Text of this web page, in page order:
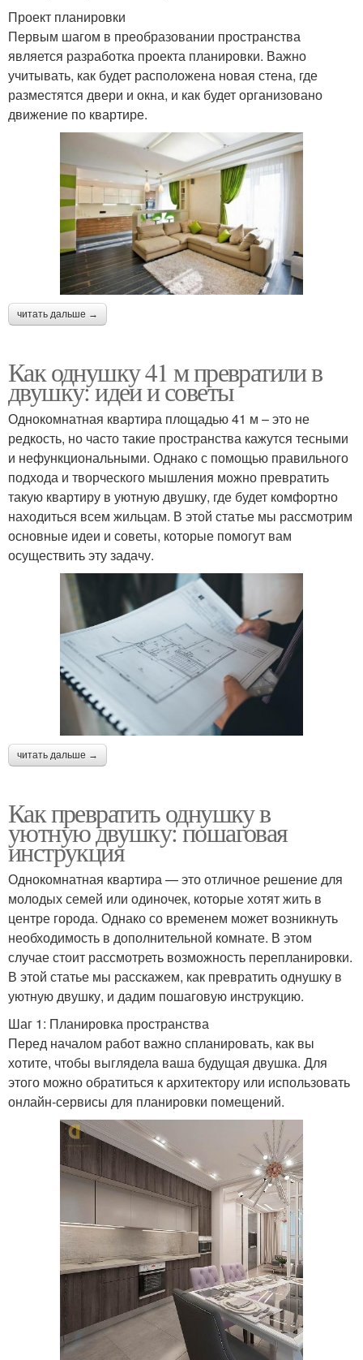
Проект планировки
Первым шагом в преобразовании пространства
является разработка проекта планировки. Важно
учитывать, как будет расположена новая стена, где
разместятся двери и окна, и как будет организовано
движение по квартире.
читать дальше →
Как однушку 41 м превратили в
двушку: идеи и советы
Однокомнатная квартира площадью 41 м – это не
редкость, но часто такие пространства кажутся тесными
и нефункциональными. Однако с помощью правильного
подхода и творческого мышления можно превратить
такую квартиру в уютную двушку, где будет комфортно
находиться всем жильцам. В этой статье мы рассмотрим
основные идеи и советы, которые помогут вам
осуществить эту задачу.
читать дальше →
Как превратить однушку в
уютную двушку: пошаговая
инструкция
Однокомнатная квартира — это отличное решение для
молодых семей или одиночек, которые хотят жить в
центре города. Однако со временем может возникнуть
необходимость в дополнительной комнате. В этом
случае стоит рассмотреть возможность перепланировки.
В этой статье мы расскажем, как превратить однушку в
уютную двушку, и дадим пошаговую инструкцию.
Шаг 1: Планировка пространства
Перед началом работ важно спланировать, как вы
хотите, чтобы выглядела ваша будущая двушка. Для
этого можно обратиться к архитектору или использовать
онлайн-сервисы для планировки помещений.